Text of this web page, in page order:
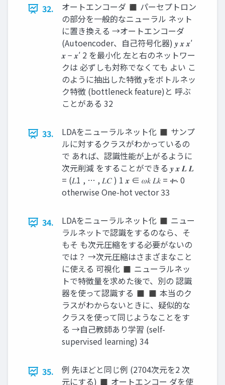
32.
オートエンコーダ ◼ パーセプトロン
の部分を一般的なニューラル ネット
に置き換える →オートエンコーダ
(Autoencoder、自己符号化器) 𝒚 𝒙 𝒙′
𝒙 − 𝒙′ 2 を最小化 左と右のネットワー
クは 必ずしも対称でなくても よい こ
のように抽出した特徴 𝒚をボトルネッ
ク特徴 (bottleneck feature)と 呼ぶ
ことがある 32
33.
LDAをニューラルネット化 ◼ サンプ
ルに対するクラスがわかっているの
で あれば、認識性能が上がるように
次元削減 をすることができる 𝒚 𝒙 𝑳 𝑳
= (𝐿1 , … , 𝐿𝐶 ) 1 𝒙 ∈ 𝜔𝑘 𝐿𝑘 = ቊ 0
otherwise One-hot vector 33
34.
LDAをニューラルネット化 ◼ ニュー
ラルネットで認識をするのなら、そ
もそ も次元圧縮をする必要がないの
では？ →次元圧縮はさまざまなこと
に使える 可視化 ◼ ニューラルネッ
トで特徴量を求めた後で、別の 認識
器を使って認識する ◼ ◼ 本当のク
ラスがわからないときに、疑似的な
クラスを使って同じようなことをす
る →自己教師あり学習 (self-
supervised learning) 34
35.
例 先ほどと同じ例 (2704次元を2 次
元にする) ◼ オートエンコー ダを使